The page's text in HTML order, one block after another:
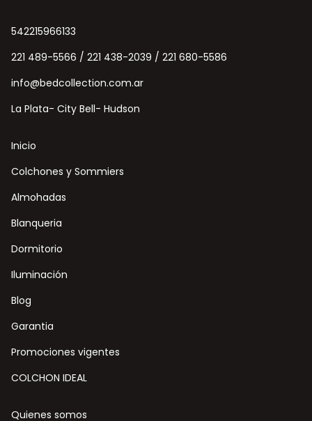
542215966133
221 489-5566 / 221 438-2039 / 221 680-5586
info@bedcollection.com.ar
La Plata- City Bell- Hudson
Inicio
Colchones y Sommiers
Almohadas
Blanqueria
Dormitorio
Iluminación
Blog
Garantia
Promociones vigentes
COLCHON IDEAL
Quienes somos